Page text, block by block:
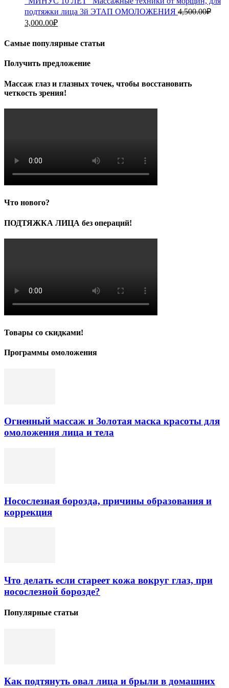
подтяжки лица 3й ЭТАП ОМОЛОЖЕНИЯ 4,500.00₽
Первоначальная
4,500.00₽.
3,000.00₽Текущая
3,000.00₽.
Самые популярные статьи
Получить предложение
Массаж глаз и глазных точек, чтобы восстановить
четкость зрения!
Что нового?
ПОДТЯЖКА ЛИЦА без операций!
Товары со скидками!
Программы омоложения
Огненный массаж и Золотая маска красоты для
омоложения лица и тела
Носослезная борозда, причины образования и
коррекция
Что делать если стареет кожа вокруг глаз, при
носослезной борозде?
Популярные статьи
Как подтянуть овал лица и брыли в домашних